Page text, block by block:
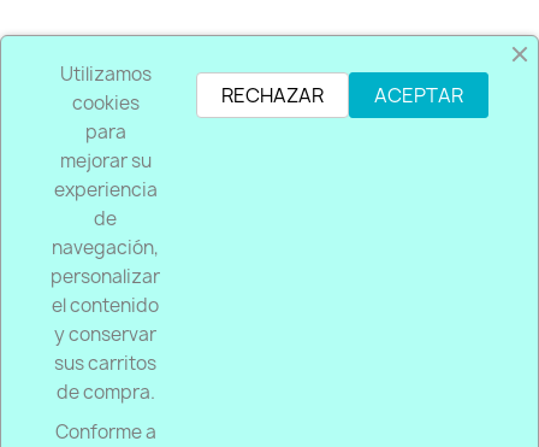
NOSOTROS 
SU CUENTA
INFORMACIÓN DE LA TIENDA
Garantía
Todos nuestros productos son 100% originales de
fábrica con la garantía que ofrece el fabricante.
Envio
Nuestros envíos se realizan generalmenten en 2
Utilizamos
cookies
para
mejorar su
experiencia
de
navegación,
personalizar
el contenido
y conservar
sus carritos
de compra.
Conforme a
ACEPTAR
RECHAZAR